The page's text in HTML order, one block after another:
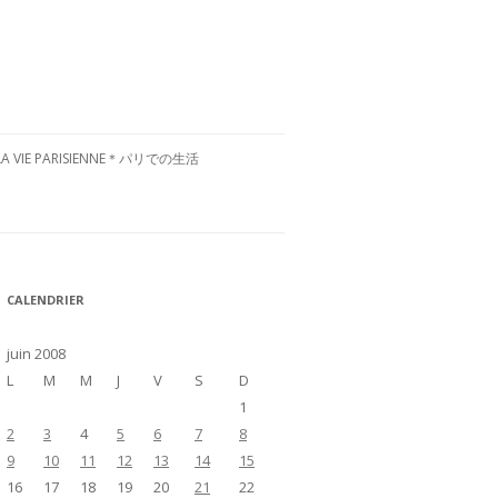
VIE PARISIENNE＊パリでの生活
メ
VISITE DE LA FRANCE＊フランス国
内お散歩
CALENDRIER
juin 2008
L
M M J V S D
1
2
3 4 5 6 7
8
9
10 11 12 13 14
15
16
17 18 19 20 21
22